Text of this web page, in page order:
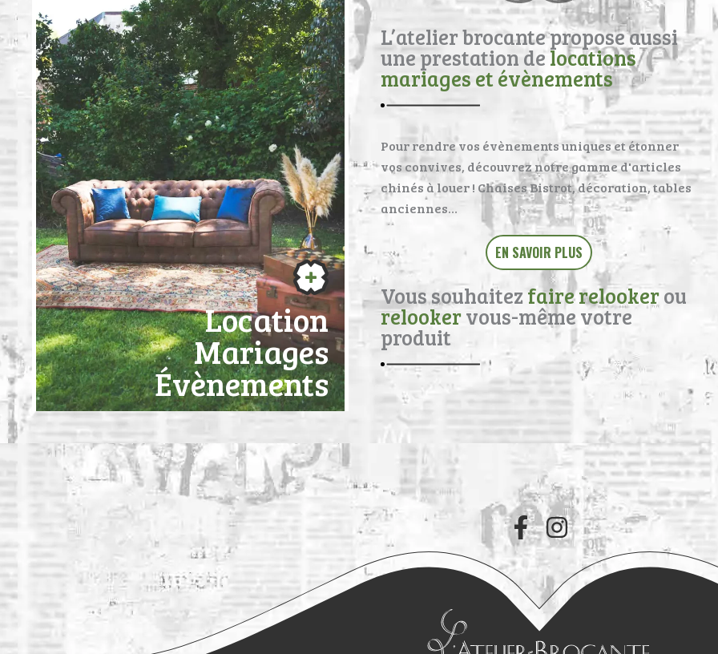
Location
Mariages
Évènements
L’atelier brocante propose aussi
une prestation delocations
mariages et évènements
Pour rendre vos évènements uniques et étonner
vos convives, découvrez notre gamme d'articles
chinés à louer ! Chaises Bistrot, décoration, tables
anciennes…
EN SAVOIR PLUS
Vous souhaitez faire relookerou
relookervous-même votre
produit